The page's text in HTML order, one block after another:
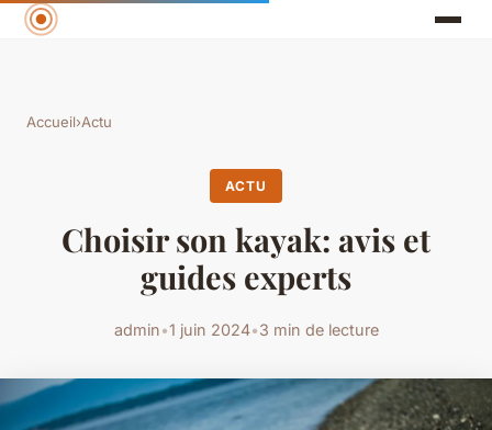
Accueil›Actu
ACTU
Choisir son kayak: avis et
guides experts
admin•1 juin 2024•3 min de lecture